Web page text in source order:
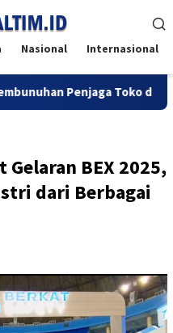
Nasional Internasional
Penjaga Toko di Balikpapan
Gelaran BEX 2025,
dari Berbagai